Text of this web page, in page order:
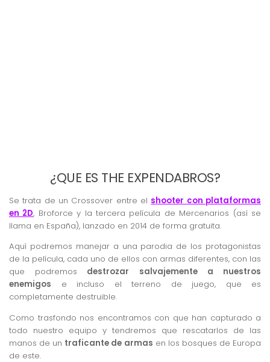
¿QUE ES THE EXPENDABROS?
Se trata de un Crossover entre el shooter con plataformas
en 2D, Broforce y la tercera película de Mercenarios (así se
llama en España), lanzado en 2014 de forma gratuita.
Aquí podremos manejar a una parodia de los protagonistas
de la película, cada uno de ellos con armas diferentes, con las
que podremos destrozar salvajemente a nuestros
enemigos e incluso el terreno de juego, que es
completamente destruible.
Como trasfondo nos encontramos con que han capturado a
todo nuestro equipo y tendremos que rescatarlos de las
manos de un traficante de armas en los bosques de Europa
de este.